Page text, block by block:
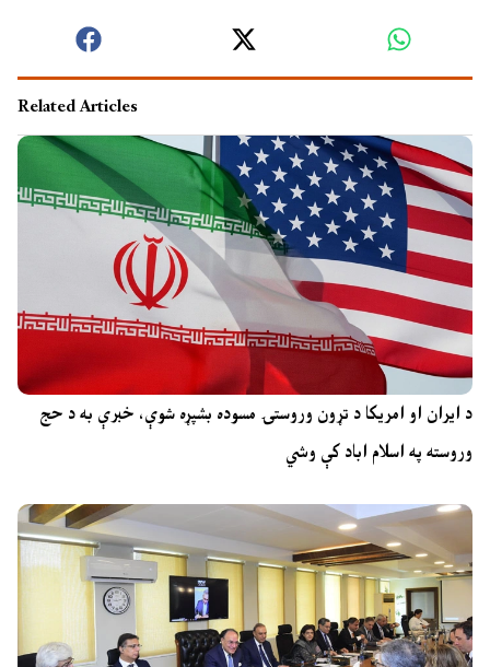
Related Articles
د ایران او امریکا د تړون وروستۍ مسوده بشپړه شوې، خبرې به د حج
وروسته په اسلام اباد کې وشي